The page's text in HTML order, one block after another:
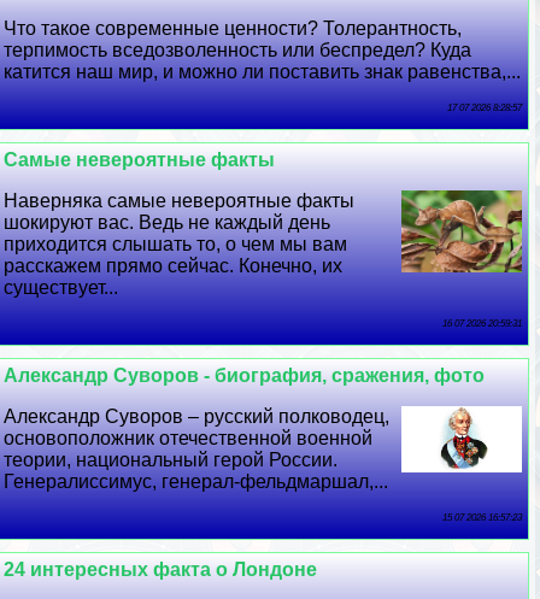
Что такое современные ценности? Толерантность,
терпимость вседозволенность или беспредел? Куда
катится наш мир, и можно ли поставить знак равенства,...
17 07 2026 8:28:57
Самые невероятные факты
Наверняка самые невероятные факты
шокируют вас. Ведь не каждый день
приходится слышать то, о чем мы вам
расскажем прямо сейчас. Конечно, их
существует...
16 07 2026 20:59:31
Александр Суворов - биография, сражения, фото
Александр Суворов – русский полководец,
основоположник отечественной военной
теории, национальный герой России.
Генералиссимус, генерал-фельдмаршал,...
15 07 2026 16:57:23
24 интересных факта о Лондоне